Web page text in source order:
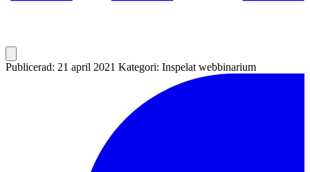
Publicerad: 21 april 2021 Kategori: Inspelat webbinarium